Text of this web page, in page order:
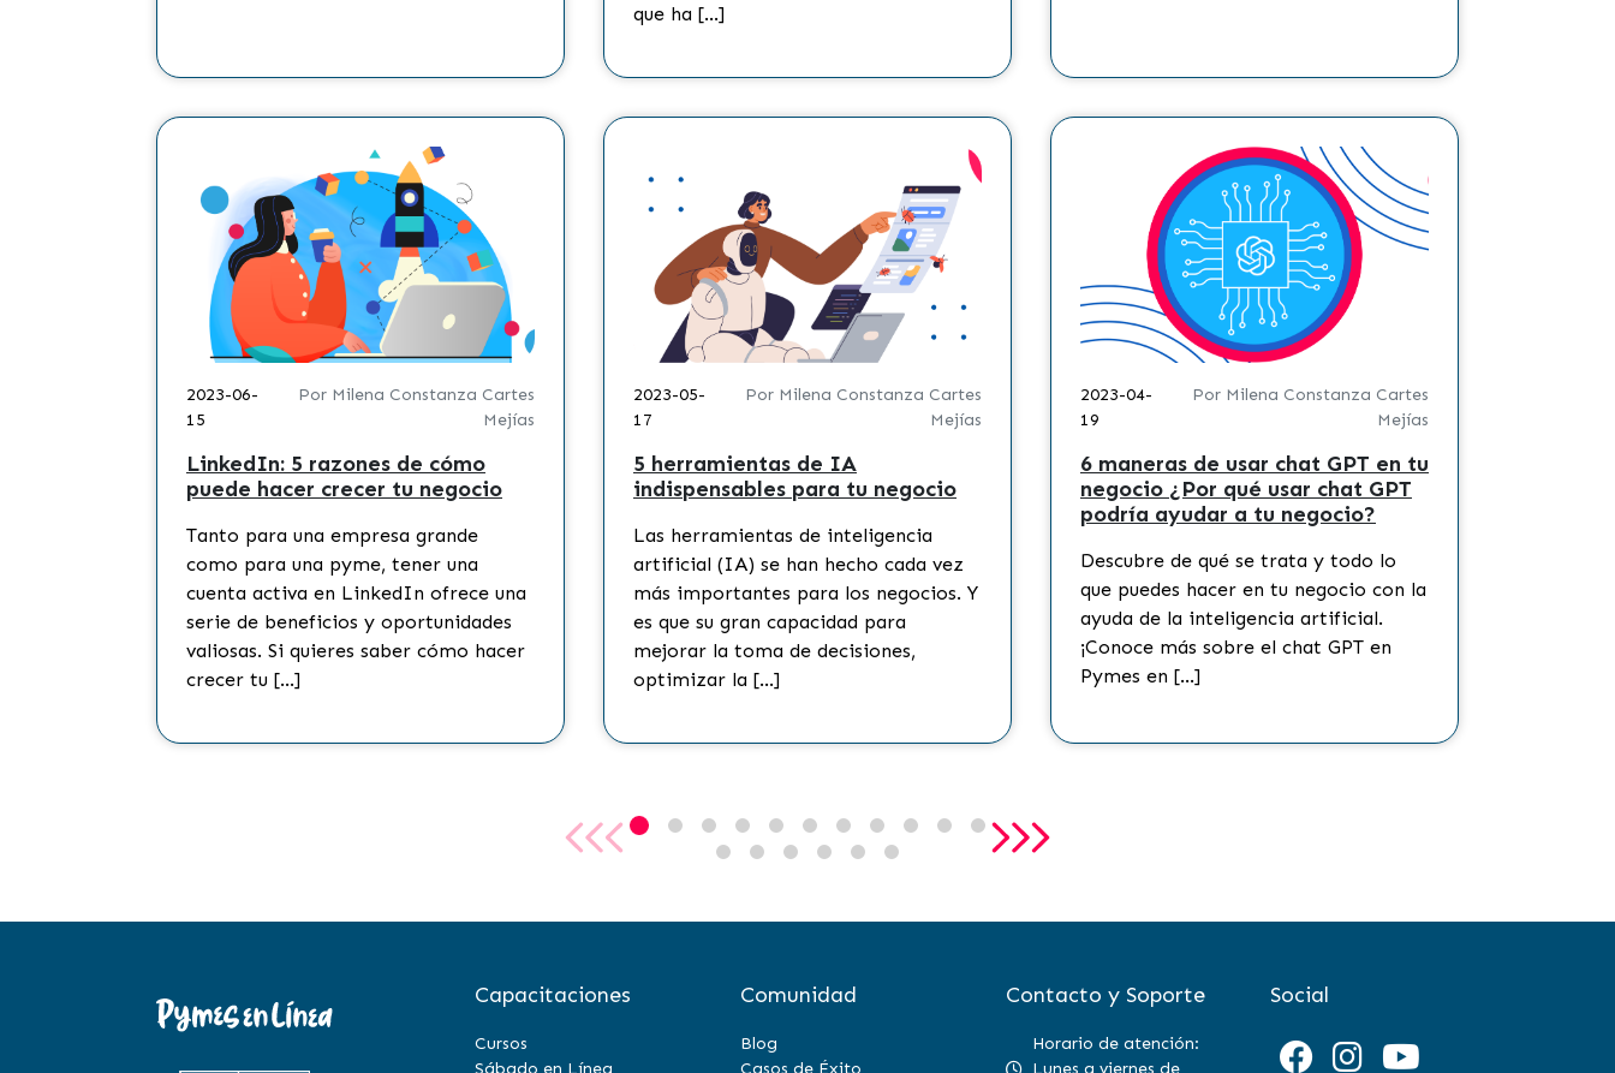
que ha […]
2023-06-
15
Por Milena Constanza Cartes
Mejías
LinkedIn: 5 razones de cómo
puede hacer crecer tu negocio
Tanto para una empresa grande
como para una pyme, tener una
cuenta activa en LinkedIn ofrece una
serie de beneficios y oportunidades
valiosas. Si quieres saber cómo hacer
crecer tu […]
2023-05-
17
Por Milena Constanza Cartes
Mejías
5 herramientas de IA
indispensables para tu negocio
Las herramientas de inteligencia
artificial (IA) se han hecho cada vez
más importantes para los negocios. Y
es que su gran capacidad para
mejorar la toma de decisiones,
optimizar la […]
2023-04-
19
Por Milena Constanza Cartes
Mejías
6 maneras de usar chat GPT en tu
negocio ¿Por qué usar chat GPT
podría ayudar a tu negocio?
Descubre de qué se trata y todo lo
que puedes hacer en tu negocio con la
ayuda de la inteligencia artificial.
¡Conoce más sobre el chat GPT en
Pymes en […]
Capacitaciones
Cursos
Sábado en Línea
Comunidad
Blog
Casos de Éxito
Contacto y Soporte
Horario de atención:
Lunes a viernes de
Social